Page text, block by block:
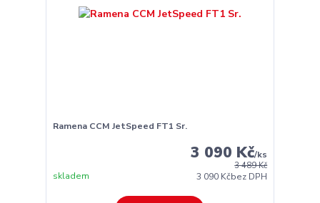
Ramena CCM JetSpeed FT1 Sr.
3 489 Kč
3 090 Kč/ks
3 090 Kčbez DPH
skladem